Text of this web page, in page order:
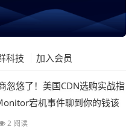
科技 加入会员
忽悠了！美国CDN选购实战指
宕机事件聊到你的钱该
2 阅读